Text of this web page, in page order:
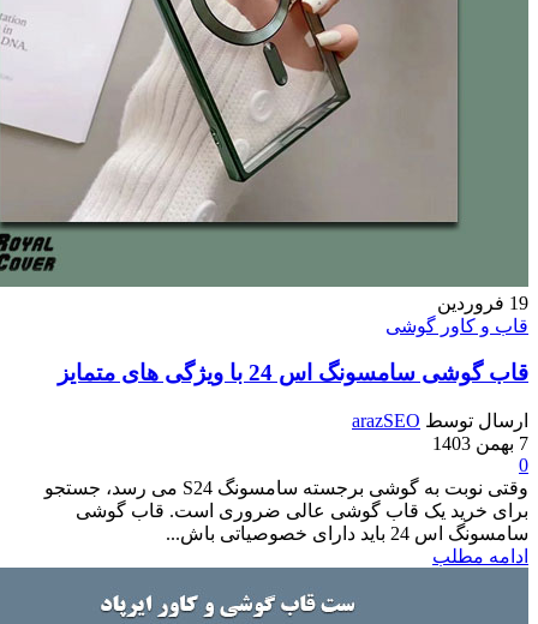
گوشی
اس 24 با ویژگی های متمایز
arazSEO
وقتی نوبت به گوشی برجسته سامسونگ S24 می رسد، جستجو
یک قاب گوشی عالی ضروری است. قاب گوشی
خصوصیاتی باش...